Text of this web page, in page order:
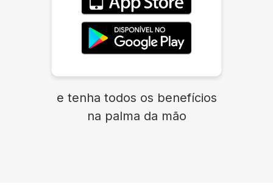
e tenha todos os benefícios
na palma da mão